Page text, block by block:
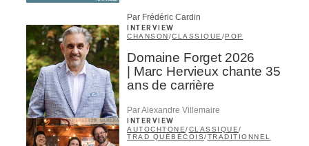
Par Frédéric Cardin
INTERVIEW
CHANSON/CLASSIQUE /POP
Domaine Forget 2026
| Marc Hervieux chante 35
ans de carrière
Par Alexandre Villemaire
INTERVIEW
AUTOCHTONE/CLASSIQUE/
TRAD QUÉBÉCOIS/TRADITIONNEL